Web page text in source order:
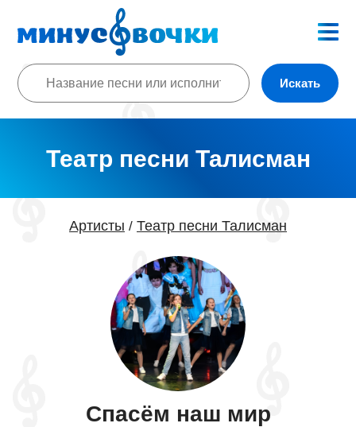
Искать
Театр песни Талисман
Артисты / Театр песни Талисман
Спасём наш мир